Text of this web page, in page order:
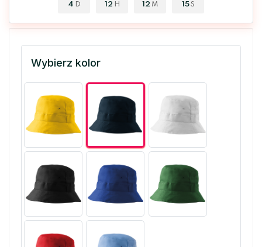
4 D 12 H 12 M 15 S
Wybierz kolor